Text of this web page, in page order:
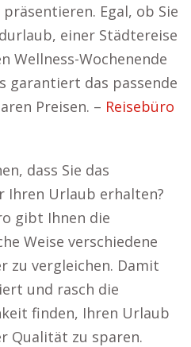
Egal, ob Sie
einer Städtereise
Wellness-Wochenende
garantiert das passende
Preisen. – Reisebüro
dass Sie das
Ihren Urlaub erhalten?
gibt Ihnen die
Weise verschiedene
zu vergleichen. Damit
und rasch die
finden, Ihren Urlaub
Qualität zu sparen.